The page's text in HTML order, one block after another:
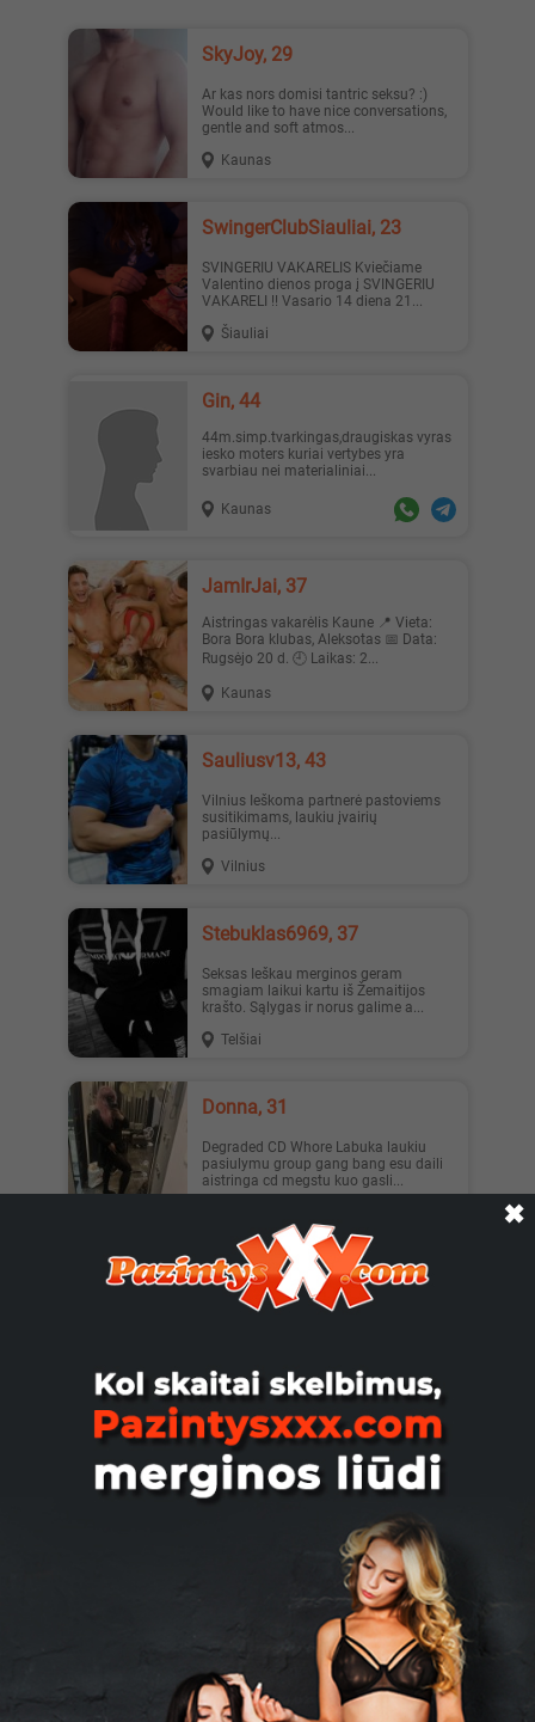
SkyJoy, 29
Ar kas nors domisi tantric seksu? :)
Would like to have nice conversations,
gentle and soft atmos...
Kaunas
SwingerClubSiauliai, 23
SVINGERIU VAKARELIS Kviečiame
Valentino dienos proga į SVINGERIU
VAKARELI !! Vasario 14 diena 21...
Šiauliai
Gin, 44
44m.simp.tvarkingas,draugiskas vyras
iesko moters kuriai vertybes yra
svarbiau nei materialiniai...
Kaunas
JamIrJai, 37
Aistringas vakarėlis Kaune 📍 Vieta:
Bora Bora klubas, Aleksotas 📅 Data:
Rugsėjo 20 d. 🕘 Laikas: 2...
Kaunas
sauliusv13, 43
Vilnius Ieškoma partnerė pastoviems
susitikimams, laukiu įvairių
pasiūlymų...
Vilnius
Stebuklas6969, 37
Seksas Ieškau merginos geram
smagiam laikui kartu iš Žemaitijos
krašto. Sąlygas ir norus galime a...
Telšiai
Donna, 31
Degraded CD Whore Labuka laukiu
pasiulymu group gang bang esu daili
aistringa cd megstu kuo gasli...
Liepa13, 40
Vilnius
Subarik55, 36
Kokiu pažinčių ieškai čionai 🤭🤭🤗
Planuojame pasibuvimą trise (V💃🏼V)
🥳 ir LABAI ieškome dar vienos...
✖